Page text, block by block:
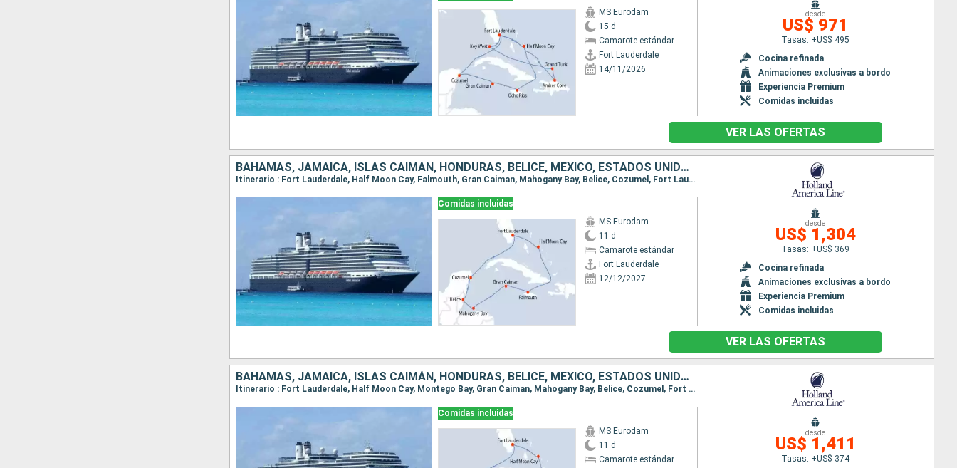
MS Eurodam
15 d
Camarote estándar
Fort Lauderdale
14/11/2026
desde
US$ 971
Tasas: +US$ 495
Cocina refinada
Animaciones exclusivas a bordo
Experiencia Premium
Comidas incluidas
VER LAS OFERTAS
BAHAMAS, JAMAICA, ISLAS CAIMÁN, HONDURAS, BELICE, MÉXICO, ESTADOS UNIDOS
Itinerario : Fort Lauderdale, Half Moon Cay, Falmouth, Gran Caiman, Mahogany Bay, Belice, Cozumel, Fort Lauderdale
Comidas incluidas
MS Eurodam
11 d
Camarote estándar
Fort Lauderdale
12/12/2027
desde
US$ 1,304
Tasas: +US$ 369
Cocina refinada
Animaciones exclusivas a bordo
Experiencia Premium
Comidas incluidas
VER LAS OFERTAS
BAHAMAS, JAMAICA, ISLAS CAIMÁN, HONDURAS, BELICE, MÉXICO, ESTADOS UNIDOS
Itinerario : Fort Lauderdale, Half Moon Cay, Montego Bay, Gran Caiman, Mahogany Bay, Belice, Cozumel, Fort Lauderdale
Comidas incluidas
MS Eurodam
11 d
Camarote estándar
desde
US$ 1,411
Tasas: +US$ 374